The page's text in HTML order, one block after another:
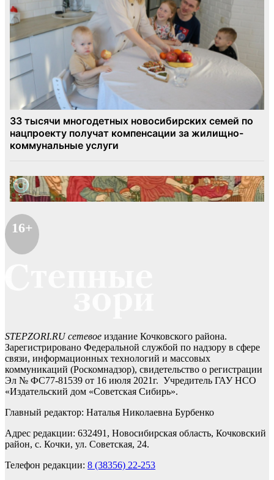
16+
STEPZORI.RU сетевое издание Кочковского района.
Зарегистрировано Федеральной службой по надзору в сфере
связи, информационных технологий и массовых
коммуникаций (Роскомнадзор), свидетельство о регистрации
Эл № ФС77-81539 от 16 июля 2021г. Учредитель ГАУ НСО
«Издательский дом «Советская Сибирь».
Главный редактор: Наталья Николаевна Бурбенко
Адрес редакции: 632491, Новосибирская область, Кочковский
район, с. Кочки, ул. Советская, 24.
Телефон редакции: 8 (38356) 22-253